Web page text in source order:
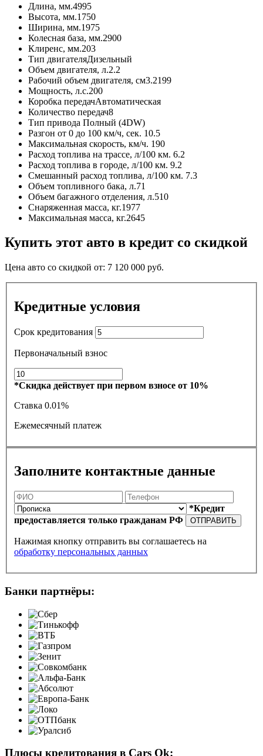
Длина, мм.4995
Высота, мм.1750
Ширина, мм.1975
Колесная база, мм.2900
Клиренс, мм.203
Тип двигателяДизельный
Объем двигателя, л.2.2
Рабочий объем двигателя, см3.2199
Мощность, л.с.200
Коробка передачАвтоматическая
Количество передач8
Тип привода Полный (4DW)
Разгон от 0 до 100 км/ч, сек. 10.5
Максимальная скорость, км/ч. 190
Расход топлива на трассе, л/100 км. 6.2
Расход топлива в городе, л/100 км. 9.2
Смешанный расход топлива, л/100 км. 7.3
Объем топливного бака, л.71
Объем багажного отделения, л.510
Снаряженная масса, кг.1977
Максимальная масса, кг.2645
Купить этот авто в кредит со скидкой
Цена авто со скидкой от: 7 120 000 руб.
Кредитные условия
Срок кредитования
Первоначальный взнос
*Скидка действует при первом взносе от 10%
Ставка 0.01%
Ежемесячный платеж
Заполните контактные данные
*Кредит
предоставляется только гражданам РФ
ОТПРАВИТЬ
Нажимая кнопку отправить вы соглашаетесь на
обработку персональных данных
Банки партнёры:
Плюсы кредитования в Cars Ok: